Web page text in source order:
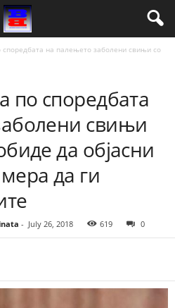
споредбата на палењето заболени свињи со
по споредбата
свињи
да објасни
да ги
- July 26, 2018 619 0